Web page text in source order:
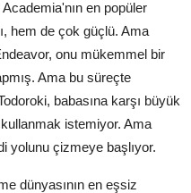
en popüler
hem de çok güçlü. Ama
onu mükemmel bir
Ama bu süreçte
babasına karşı büyük
istemiyor. Ama
yolunu çizmeye başlıyor.
dünyasının en eşsiz